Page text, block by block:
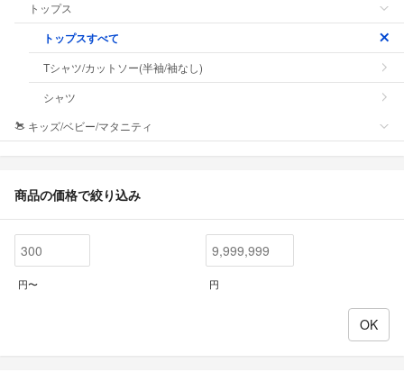
トップス
トップスすべて
Tシャツ/カットソー(半袖/袖なし)
シャツ
キッズ/ベビー/マタニティ
商品の価格で絞り込み
円〜 円